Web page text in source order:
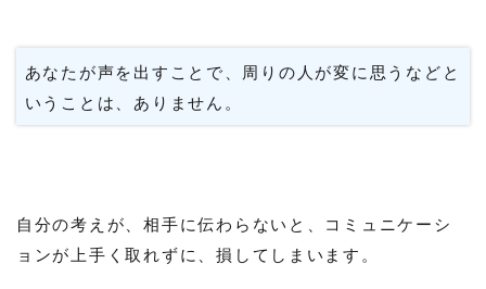
あなたが声を出すことで、周りの人が変に思うなどと
いうことは、ありません。
自分の考えが、相手に伝わらないと、コミュニケーシ
ョンが上手く取れずに、損してしまいます。